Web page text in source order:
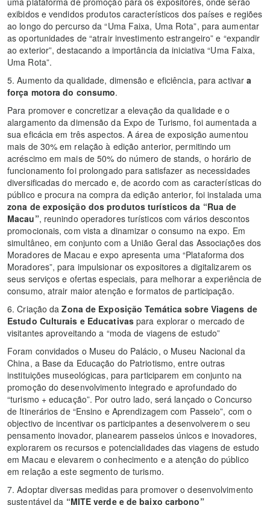
exibidos e vendidos produtos característicos dos países e regiões
ao longo do percurso da “Uma Faixa, Uma Rota”, para aumentar
as oportunidades de “atrair investimento estrangeiro” e “expandir
ao exterior”, destacando a importância da iniciativa “Uma Faixa,
Uma Rota”.
5. Aumento da qualidade, dimensão e eficiência, para activara
força motora do consumo.
Para promover e concretizar a elevação da qualidade e o
alargamento da dimensão da Expo de Turismo, foi aumentada a
sua eficácia em três aspectos. A área de exposição aumentou
mais de 30% em relação à edição anterior, permitindo um
acréscimo em mais de 50% do número de stands, o horário de
funcionamento foi prolongado para satisfazer as necessidades
diversificadas do mercado e, de acordo com as características do
público e procura na compra da edição anterior, foi instalada uma
zona de exposição dos produtos turísticos da “Rua de
Macau”, reunindo operadores turísticos com vários descontos
promocionais, com vista a dinamizar o consumo na expo. Em
simultâneo, em conjunto com a União Geral das Associações dos
Moradores de Macau e expo apresenta uma “Plataforma dos
Moradores”, para impulsionar os expositores a digitalizarem os
seus serviços e ofertas especiais, para melhorar a experiência de
consumo, atrair maior atenção e formatos de participação.
6. Criação daZona de Exposição Temática sobre Viagens de
Estudo Culturais e Educativaspara explorar o mercado de
visitantes aproveitando a “moda de viagens de estudo”
Foram convidados o Museu do Palácio, o Museu Nacional da
China, a Base da Educação do Patriotismo, entre outras
instituições museológicas, para participarem em conjunto na
promoção do desenvolvimento integrado e aprofundado do
“turismo + educação”. Por outro lado, será lançado o Concurso
de Itinerários de “Ensino e Aprendizagem com Passeio”, com o
objectivo de incentivar os participantes a desenvolverem o seu
pensamento inovador, planearem passeios únicos e inovadores,
explorarem os recursos e potencialidades das viagens de estudo
em Macau e elevarem o conhecimento e a atenção do público
em relação a este segmento de turismo.
7. Adoptar diversas medidas para promover o desenvolvimento
sustentável da “MITE verde e de baixo carbono”